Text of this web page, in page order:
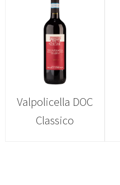
Valpolicella DOC
Classico